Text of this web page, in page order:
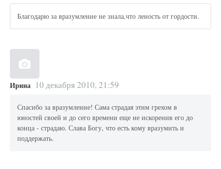
Благодарю за вразумление не знала,что леность от гордости.
Ирина 10 декабря 2010, 21:59
Спасибо за вразумление! Сама страдая этим грехом в
юностей своей и до сего времени еще не искоренив его до
конца - страдаю. Слава Богу, что есть кому вразумить и
поддержать.